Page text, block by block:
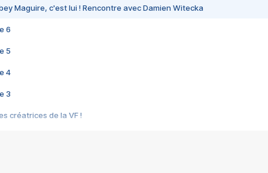
Maguire, c'est lui ! Rencontre avec Damien Witecka
6
5
4
3
créatrices de la VF !